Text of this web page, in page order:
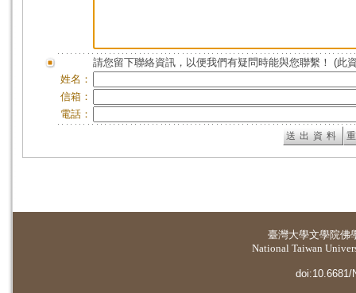
請您留下聯絡資訊，以便我們有疑問時能與您聯繫！ (此
姓名：
信箱：
電話：
臺灣大學文學院佛
National Taiwan
doi:10.6681/